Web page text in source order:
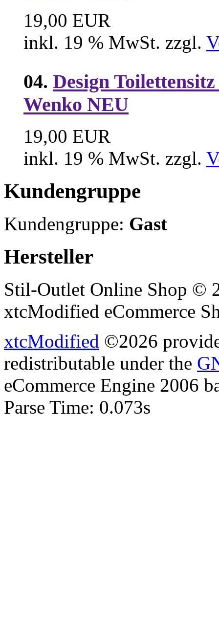
19,00 EUR
inkl. 19 % MwSt. zzgl.
04. Design
Wenko NEU
19,00 EUR
inkl. 19 % MwSt. zzgl.
Kundengruppe
Kundengruppe: Gast
Hersteller
Stil-Outlet Online Shop ©
xtcModified eCommerce
xtcModified ©2026
redistributable under the
eCommerce Engine 2006
Parse Time: 0.073s